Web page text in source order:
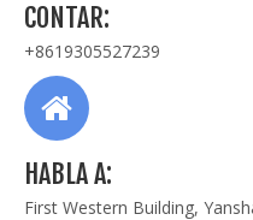
CONTAR:
+8619305527239
HABLA A:
First Western Building,